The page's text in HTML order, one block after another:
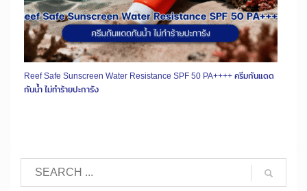
Reef Safe Sunscreen Water Resistance SPF 50 PA++++ ครีมกันแดด
กันน้ำ ไม่ทำร้ายปะการัง